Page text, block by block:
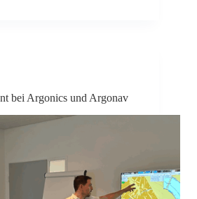
bei Argonics und Argonav